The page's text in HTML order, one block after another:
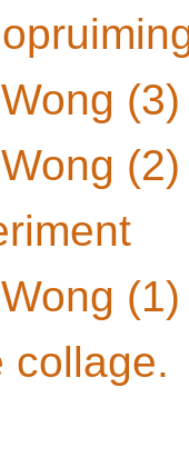
(3)
(2)
(1)
collage.